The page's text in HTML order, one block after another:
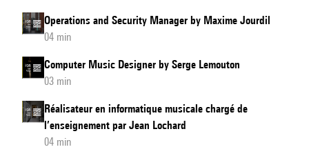
Operations and Security Manager by Maxime Jourdil
04 min
Computer Music Designer by Serge Lemouton
03 min
Réalisateur en informatique musicale chargé de
l’enseignement par Jean Lochard
04 min